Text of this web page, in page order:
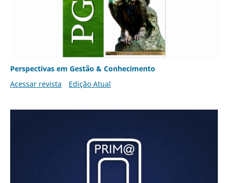
Perspectivas em Gestão & Conhecimento
Acessar revista
Edição Atual